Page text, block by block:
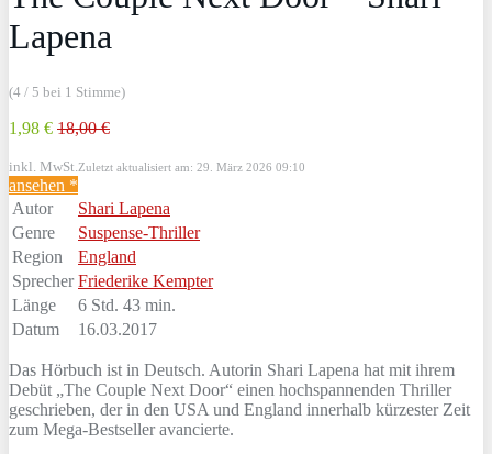
Lapena
(4 / 5 bei 1 Stimme)
1,98 € 18,00 €
inkl. MwSt. Zuletzt aktualisiert am: 29. März 2026 09:10
ansehen *
Autor
Shari Lapena
Genre
Suspense-Thriller
Region
England
Sprecher Friederike Kempter
Länge
6 Std. 43 min.
Datum
16.03.2017
Das Hörbuch ist in Deutsch. Autorin Shari Lapena hat mit ihrem
Debüt „The Couple Next Door“ einen hochspannenden Thriller
geschrieben, der in den USA und England innerhalb kürzester Zeit
zum Mega-Bestseller avancierte.